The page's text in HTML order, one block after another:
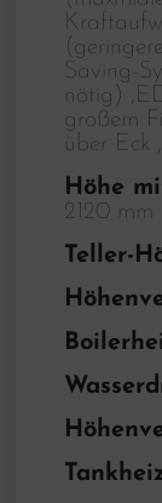
Saving-
nötig)
großem
über Eck
Höhe
2120 mm
Teller-